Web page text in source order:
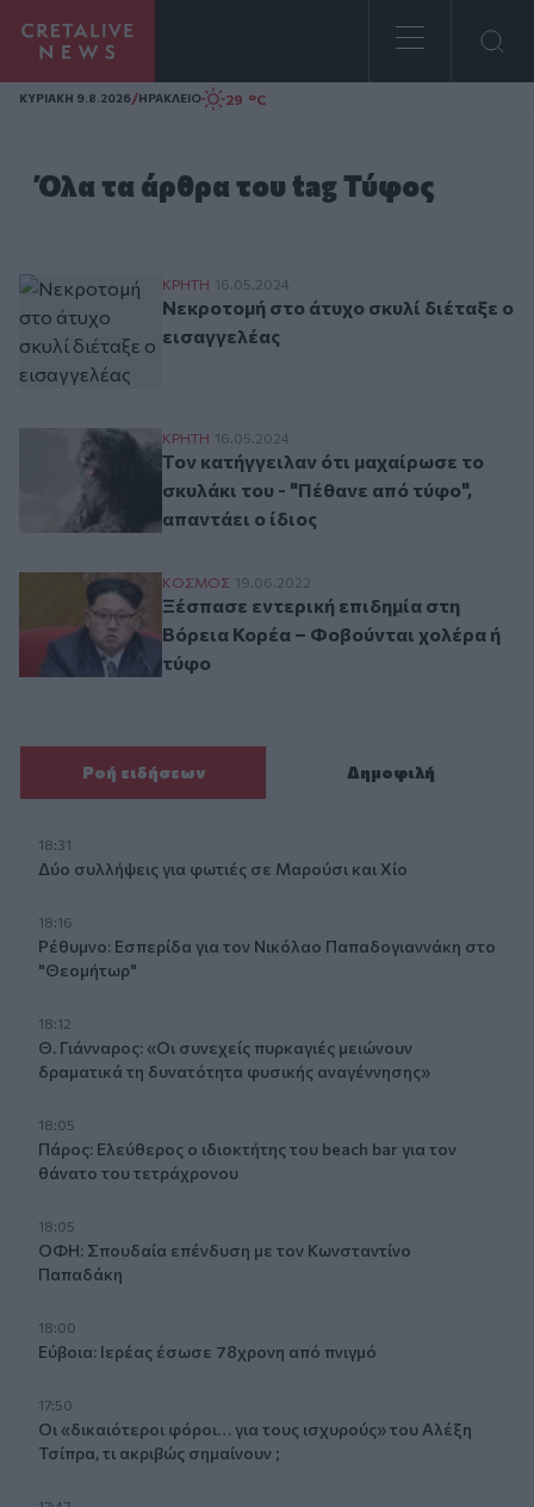
Homepage
ΚΥΡΙΑΚΗ 9.8.2026/ΗΡΑΚΛΕΙΟ 29 °C
Όλα τα άρθρα του tag Τύφος
Νεκροτομή στο άτυχο σκυλί διέταξε ο
ΚΡΗΤΗ 16.05.2024
Νεκροτομή στο άτυχο σκυλί διέταξε ο
εισαγγελέας
Τον κατήγγειλαν ότι μαχαίρωσε το
ΚΡΗΤΗ 16.05.2024
Τον κατήγγειλαν ότι μαχαίρωσε το
σκυλάκι του - "Πέθανε από τύφο",
απαντάει ο ίδιος
Ξέσπασε εντερική επιδημία στη Βόρεια
ΚΟΣΜΟΣ 19.06.2022
Ξέσπασε εντερική επιδημία στη
Βόρεια Κορέα – Φοβούνται χολέρα ή
τύφο
Ροή ειδήσεων Δημοφιλή
18:31
Δύο συλλήψεις για φωτιές σε Μαρούσι και Χίο
18:16
Ρέθυμνο: Εσπερίδα για τον Νικόλαο Παπαδογιαννάκη στο
"Θεομήτωρ"
18:12
Θ. Γιάνναρος: «Οι συνεχείς πυρκαγιές μειώνουν
δραματικά τη δυνατότητα φυσικής αναγέννησης»
18:05
Πάρος: Ελεύθερος ο ιδιοκτήτης του beach bar για τον
θάνατο του τετράχρονου
18:05
ΟΦΗ: Σπουδαία επένδυση με τον Κωνσταντίνο
Παπαδάκη
18:00
Εύβοια: Ιερέας έσωσε 78χρονη από πνιγμό
17:50
Οι «δικαιότεροι φόροι… για τους ισχυρούς» του Αλέξη
Τσίπρα, τι ακριβώς σημαίνουν ;